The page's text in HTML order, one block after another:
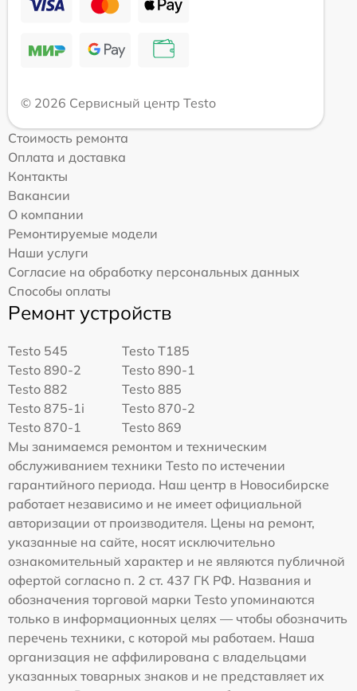
© 2026 Сервисный центр Testo
Стоимость ремонта
Оплата и доставка
Контакты
Вакансии
О компании
Ремонтируемые модели
Наши услуги
Согласие на обработку персональных данных
Способы оплаты
Ремонт устройств
Testo 545
Testo T185
Testo 890-2
Testo 890-1
Testo 882
Testo 885
Testo 875-1i
Testo 870-2
Testo 870-1
Testo 869
Мы занимаемся ремонтом и техническим
обслуживанием техники Testo по истечении
гарантийного периода. Наш центр в Новосибирске
работает независимо и не имеет официальной
авторизации от производителя. Цены на ремонт,
указанные на сайте, носят исключительно
ознакомительный характер и не являются публичной
офертой согласно п. 2 ст. 437 ГК РФ. Названия и
обозначения торговой марки Testo упоминаются
только в информационных целях — чтобы обозначить
перечень техники, с которой мы работаем. Наша
организация не аффилирована с владельцами
указанных товарных знаков и не представляет их